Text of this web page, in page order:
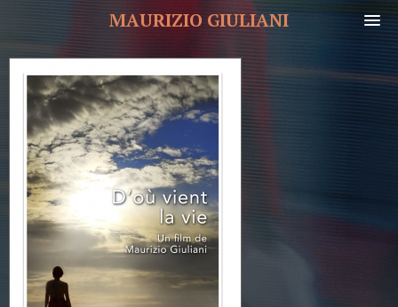
MAURIZIO GIULIANI